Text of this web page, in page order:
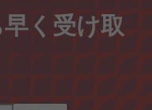
く受け取